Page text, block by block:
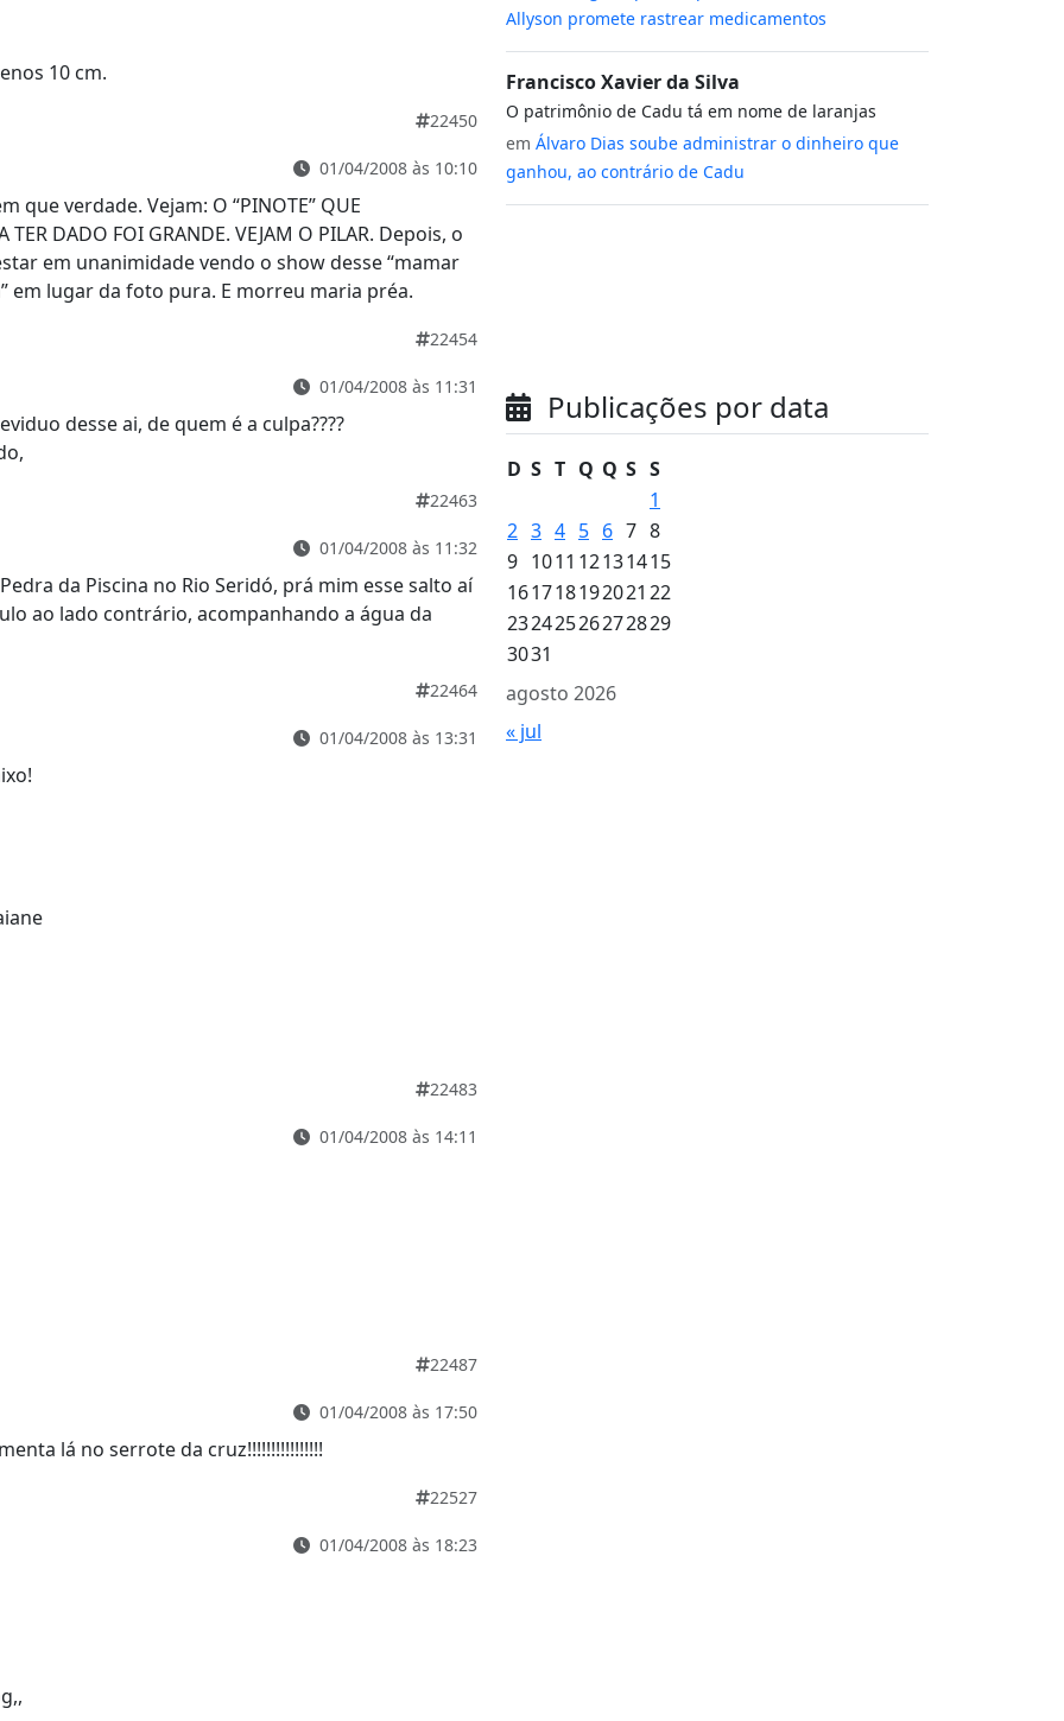
10 cm.
22450
01/04/2008 às 10:10
que verdade. Vejam: O “PINOTE” QUE
DADO FOI GRANDE. VEJAM O PILAR. Depois, o
em unanimidade vendo o show desse “mamar
em lugar da foto pura. E morreu maria préa.
22454
01/04/2008 às 11:31
desse ai, de quem é a culpa????
22463
01/04/2008 às 11:32
da Piscina no Rio Seridó, prá mim esse salto aí
ao lado contrário, acompanhando a água da
22464
01/04/2008 às 13:31
22483
01/04/2008 às 14:11
22487
01/04/2008 às 17:50
lá no serrote da cruz!!!!!!!!!!!!!!!!
22527
01/04/2008 às 18:23
Allyson promete rastrear medicamentos
Francisco Xavier da Silva
O patrimônio de Cadu tá em nome de laranjas
em Álvaro Dias soube administrar o dinheiro que
ganhou, ao contrário de Cadu
Publicações por data
agosto 2026
D S T Q Q S S
1
2 3 4 5 6 7 8
9 1011 12131415
161718192021 22
23242526272829
3031
« jul